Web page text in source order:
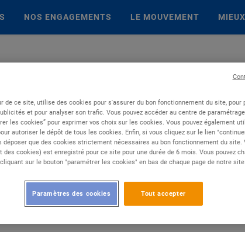
NOS ENGAGEMENTS LE MOUVEMENT
de ce site, utilise des cookies pour s'assurer du bon fonctionnement du site, pour
et pour analyser son trafic. Vous pouvez accéder au centre de
les cookies” pour exprimer vos choix sur les cookies. Vous pouvez également
autoriser le dépôt de tous les cookies. Enfin, si vous cliquez sur le lien
déposer que des cookies strictement nécessaires au bon fonctionnement du site.
des cookies) est enregistré pour ce site pour une durée de 6 mois. Vous pouvez
sur le bouton "paramétrer les cookies" en bas de chaque page de notre site.
Tout accepter
Paramètres des cookies